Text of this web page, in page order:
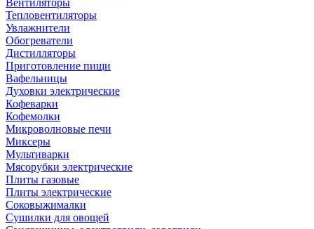
Вентиляторы
Тепловентиляторы
Увлажнители
Обогреватели
Дистилляторы
Приготовление пищи
Вафельницы
Духовки электрические
Кофеварки
Кофемолки
Микроволновые печи
Миксеры
Мультиварки
Мясорубки электрические
Плиты газовые
Плиты электрические
Соковыжималки
Сушилки для овощей